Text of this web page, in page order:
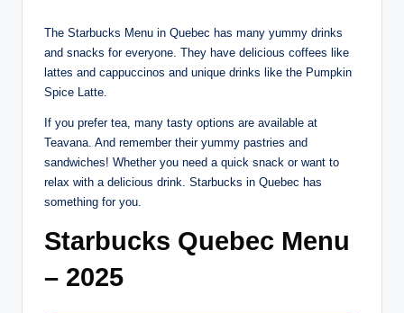
The Starbucks Menu in Quebec has many yummy drinks
and snacks for everyone. They have delicious coffees like
lattes and cappuccinos and unique drinks like the Pumpkin
Spice Latte.
If you prefer tea, many tasty options are available at
Teavana. And remember their yummy pastries and
sandwiches! Whether you need a quick snack or want to
relax with a delicious drink. Starbucks in Quebec has
something for you.
Starbucks Quebec Menu
– 2025